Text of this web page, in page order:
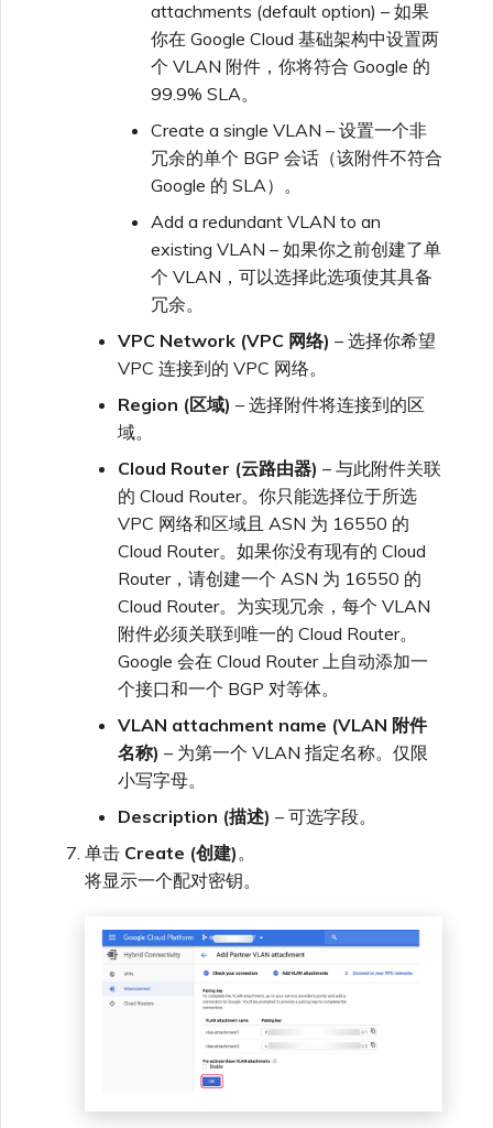
attachments (default option) – 如果
你在 Google Cloud 基础架构中设置两
个 VLAN 附件，你将符合 Google 的
99.9% SLA。
Create a single VLAN – 设置一个非
冗余的单个 BGP 会话（该附件不符合
Google 的 SLA）。
Add a redundant VLAN to an
existing VLAN – 如果你之前创建了单
个 VLAN，可以选择此选项使其具备
冗余。
VPC Network (VPC 网络) – 选择你希望
VPC 连接到的 VPC 网络。
Region (区域) – 选择附件将连接到的区
域。
Cloud Router (云路由器) – 与此附件关联
的 Cloud Router。你只能选择位于所选
VPC 网络和区域且 ASN 为 16550 的
Cloud Router。如果你没有现有的 Cloud
Router，请创建一个 ASN 为 16550 的
Cloud Router。为实现冗余，每个 VLAN
附件必须关联到唯一的 Cloud Router。
Google 会在 Cloud Router 上自动添加一
个接口和一个 BGP 对等体。
VLAN attachment name (VLAN 附件
名称) – 为第一个 VLAN 指定名称。仅限
小写字母。
Description (描述) – 可选字段。
单击 Create (创建)。
将显示一个配对密钥。